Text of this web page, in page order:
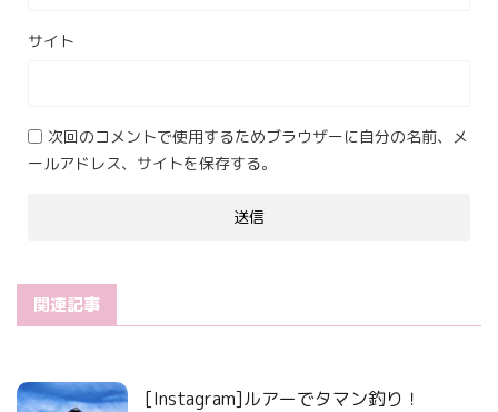
サイト
次回のコメントで使用するためブラウザーに自分の名前、メ
ールアドレス、サイトを保存する。
関連記事
[Instagram]ルアーでタマン釣り！